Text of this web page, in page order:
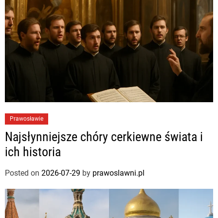
Prawosławie
Najsłynniejsze chóry cerkiewne świata i
ich historia
Posted on 2026-07-29 by prawoslawni.pl